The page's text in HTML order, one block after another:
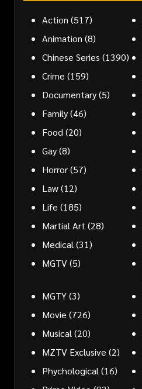
Action (517)
Animation (8)
Chinese Series (1390)
Crime (159)
Documentary(5)
Family(46)
Food (20)
Gay(8)
Horror(57)
Law(12)
Life (185)
Martial Art (28)
Medical (31)
MGTV(5)
MGTY(3)
Movie (726)
Musical (20)
MZTV Exclusive (2)
Phychological (16)